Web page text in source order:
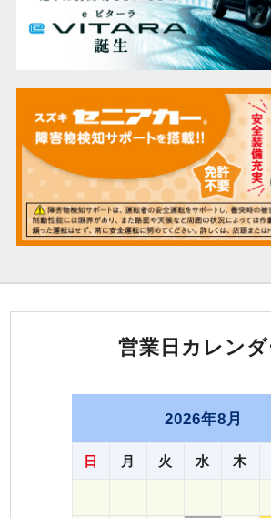
営業日カレンダ
2026年8月
日 月 火 水 木